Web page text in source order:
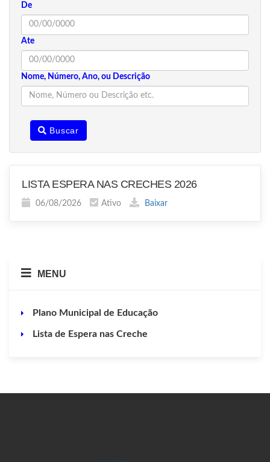
De
Ate
Nome, Número, Ano, ou Descrição
Buscar
LISTA ESPERA NAS CRECHES 2026
06/08/2026 Ativo Baixar
MENU
Plano Municipal de Educação
Lista de Espera nas Creche